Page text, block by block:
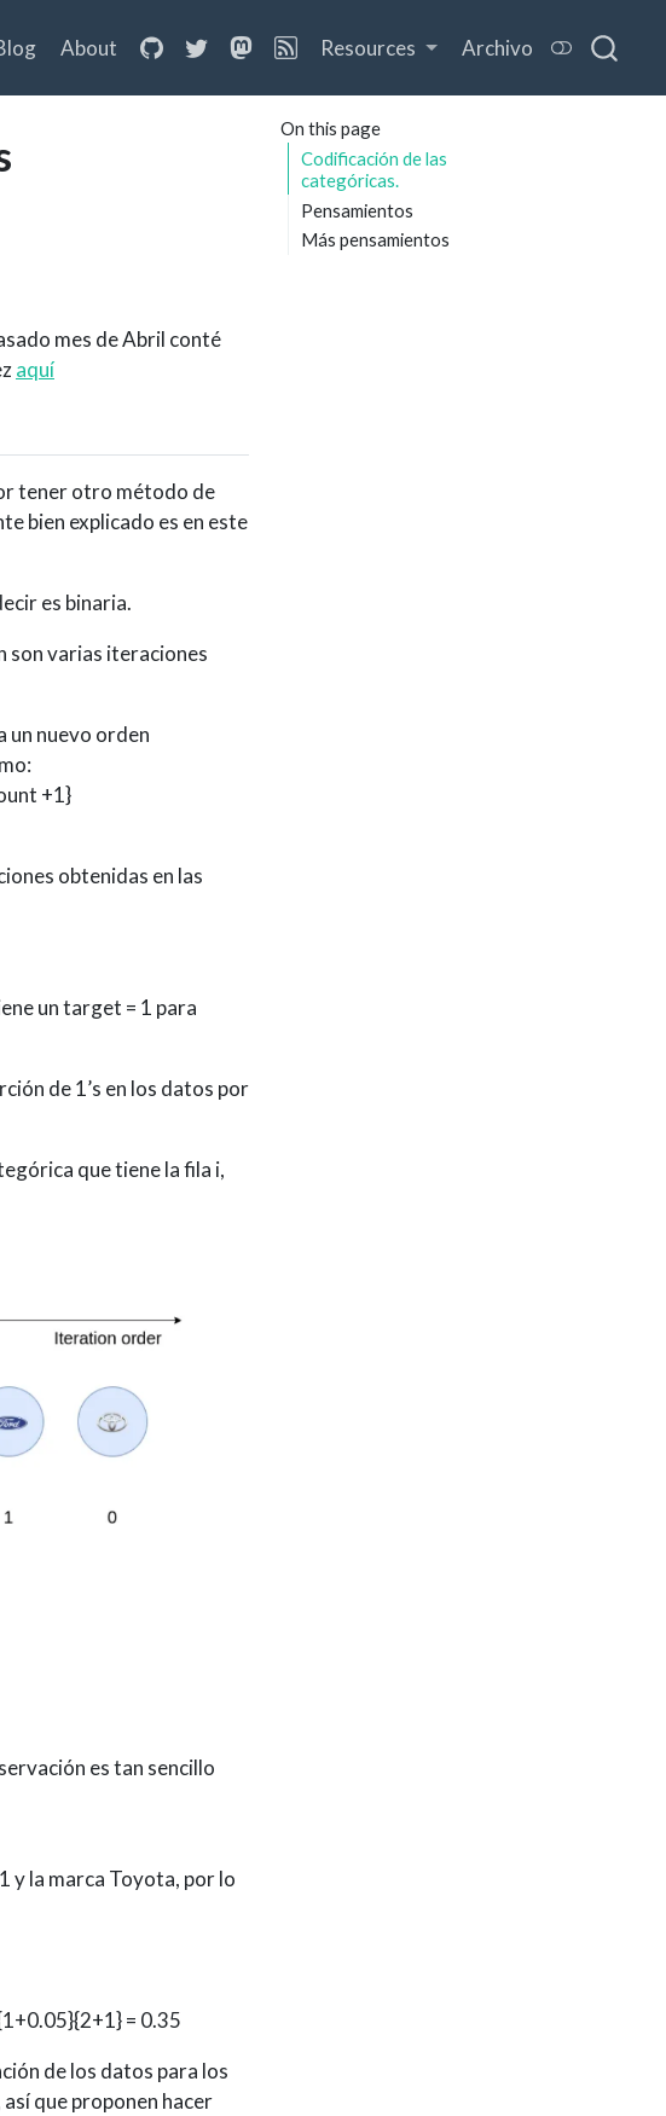
About Resources Archivo
On this page
Codificación de las
categóricas.
Pensamientos
Más pensamientos
mes de Abril conté
aquí
tener otro método de
bien explicado es en este
es binaria.
son varias iteraciones
un nuevo orden
+1}
obtenidas en las
un target = 1 para
de 1’s en los datos por
que tiene la fila i,
es tan sencillo
y la marca Toyota, por lo
= 0.35
de los datos para los
que proponen hacer